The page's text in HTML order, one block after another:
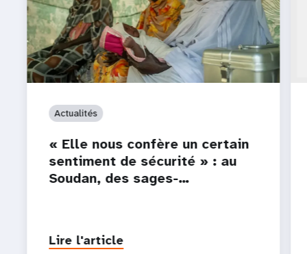
Actualités
« Elle nous confère un certain
sentiment de sécurité » : au
Soudan, des sages-…
Lire l'article